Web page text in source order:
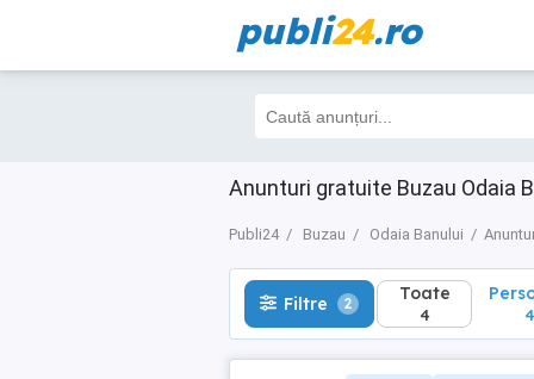
publi24.ro
Anunturi gratuite Buzau Odaia
Publi24 Buzau Odaia Banului
Filtre 2 Toate
4
Filtre 2 Toate
4 4